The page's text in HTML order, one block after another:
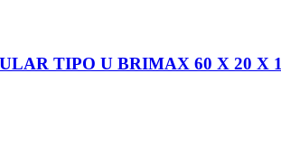
TIPO U BRIMAX 60 X 20 X